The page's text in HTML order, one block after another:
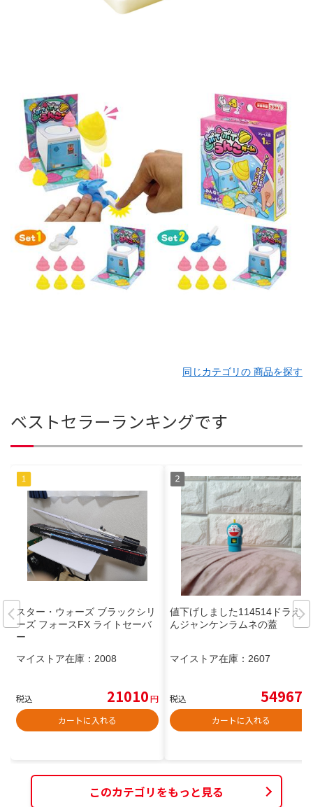
同じカテゴリの 商品を探す
ベストセラーランキングです
スター・ウォーズ ブラックシリ
ーズ フォースFX ライトセーバ
ー
マイストア在庫： 2008
税込 21010円
カートに入れる
値下げしました114514ドラえも
んジャンケンラムネの蓋
マイストア在庫： 2607
税込 54967
カートに入れる
このカテゴリをもっと見る